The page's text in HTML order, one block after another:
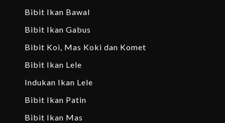
Bibit Ikan Bawal
Bibit Ikan Gabus
Bibit Koi, Mas Koki dan Komet
Bibit Ikan Lele
Indukan Ikan Lele
Bibit Ikan Patin
Bibit Ikan Mas